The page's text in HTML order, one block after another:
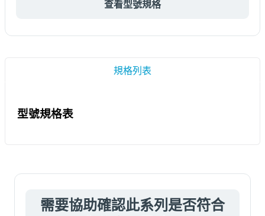
查看型號規格
規格列表
型號規格表
需要協助確認此系列是否符合